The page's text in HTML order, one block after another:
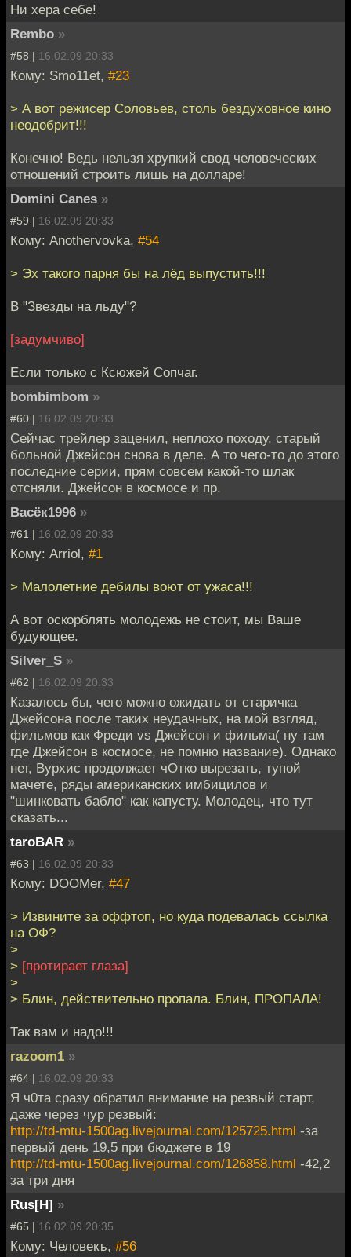
Ни хера себе!
Rembo »
#58 | 16.02.09 20:33
Кому: Smo11et, #23
> А вот режисер Соловьев, столь бездуховное кино
неодобрит!!!
Конечно! Ведь нельзя хрупкий свод человеческих
отношений строить лишь на долларе!
Domini Canes »
#59 | 16.02.09 20:33
Кому: Anothervovka, #54
> Эх такого парня бы на лёд выпустить!!!
В "Звезды на льду"?
[задумчиво]
Если только с Ксюжей Сопчаг.
bombimbom »
#60 | 16.02.09 20:33
Сейчас трейлер заценил, неплохо походу, старый
больной Джейсон снова в деле. А то чего-то до этого
последние серии, прям совсем какой-то шлак
отсняли. Джейсон в космосе и пр.
Васёк1996 »
#61 | 16.02.09 20:33
Кому: Arriol, #1
> Малолетние дебилы воют от ужаса!!!
А вот оскорблять молодежь не стоит, мы Ваше
будующее.
Silver_S »
#62 | 16.02.09 20:33
Казалось бы, чего можно ожидать от старичка
Джейсона после таких неудачных, на мой взгляд,
фильмов как Фреди vs Джейсон и фильма( ну там
где Джейсон в космосе, не помню название). Однако
нет, Вурхис продолжает чОтко вырезать, тупой
мачете, ряды американских имбицилов и
"шинковать бабло" как капусту. Молодец, что тут
сказать...
taroBAR »
#63 | 16.02.09 20:33
Кому: DOOMer, #47
> Извините за оффтоп, но куда подевалась ссылка
на ОФ?
>
> [протирает глаза]
>
> Блин, действительно пропала. Блин, ПРОПАЛА!
Так вам и надо!!!
razoom1 »
#64 | 16.02.09 20:33
Я ч0та сразу обратил внимание на резвый старт,
даже через чур резвый:
http://td-mtu-1500ag.livejournal.com/125725.html -за
первый день 19,5 при бюджете в 19
http://td-mtu-1500ag.livejournal.com/126858.html -42,2
за три дня
Rus[H] »
#65 | 16.02.09 20:35
Кому: Человекъ, #56